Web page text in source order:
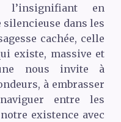
l’insignifiant en
dans les
cachée, celle
existe, massive et
nous invite à
à embrasser
entre les
existence avec